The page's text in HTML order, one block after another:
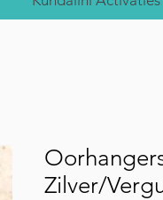
Zilver/